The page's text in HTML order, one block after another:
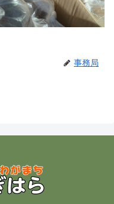
事務局